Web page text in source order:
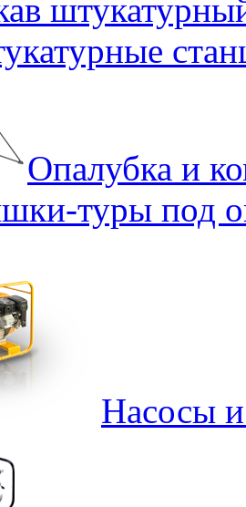
Опалубка и
туры под
Насосы